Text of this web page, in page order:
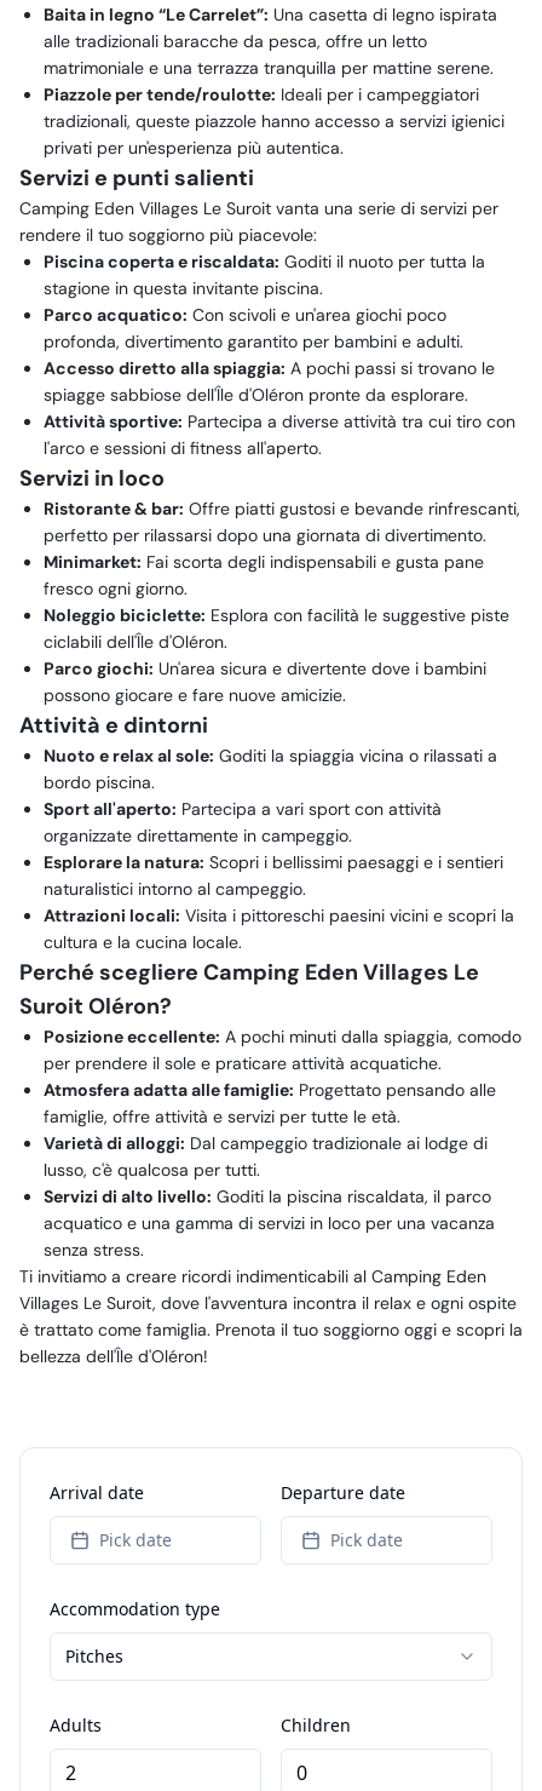
Baita in legno “Le Carrelet”: Una casetta di legno ispirata
alle tradizionali baracche da pesca, offre un letto
matrimoniale e una terrazza tranquilla per mattine serene.
Piazzole per tende/roulotte: Ideali per i campeggiatori
tradizionali, queste piazzole hanno accesso a servizi igienici
privati per un'esperienza più autentica.
Servizi e punti salienti
Camping Eden Villages Le Suroit vanta una serie di servizi per
rendere il tuo soggiorno più piacevole:
Piscina coperta e riscaldata: Goditi il nuoto per tutta la
stagione in questa invitante piscina.
Parco acquatico: Con scivoli e un'area giochi poco
profonda, divertimento garantito per bambini e adulti.
Accesso diretto alla spiaggia: A pochi passi si trovano le
spiagge sabbiose dell'Île d'Oléron pronte da esplorare.
Attività sportive: Partecipa a diverse attività tra cui tiro con
l'arco e sessioni di fitness all'aperto.
Servizi in loco
Ristorante & bar: Offre piatti gustosi e bevande rinfrescanti,
perfetto per rilassarsi dopo una giornata di divertimento.
Minimarket: Fai scorta degli indispensabili e gusta pane
fresco ogni giorno.
Noleggio biciclette: Esplora con facilità le suggestive piste
ciclabili dell'Île d'Oléron.
Parco giochi: Un'area sicura e divertente dove i bambini
possono giocare e fare nuove amicizie.
Attività e dintorni
Nuoto e relax al sole: Goditi la spiaggia vicina o rilassati a
bordo piscina.
Sport all'aperto: Partecipa a vari sport con attività
organizzate direttamente in campeggio.
Esplorare la natura: Scopri i bellissimi paesaggi e i sentieri
naturalistici intorno al campeggio.
Attrazioni locali: Visita i pittoreschi paesini vicini e scopri la
cultura e la cucina locale.
Perché scegliere Camping Eden Villages Le
Suroit Oléron?
Posizione eccellente: A pochi minuti dalla spiaggia, comodo
per prendere il sole e praticare attività acquatiche.
Atmosfera adatta alle famiglie: Progettato pensando alle
famiglie, offre attività e servizi per tutte le età.
Varietà di alloggi: Dal campeggio tradizionale ai lodge di
lusso, c'è qualcosa per tutti.
Servizi di alto livello: Goditi la piscina riscaldata, il parco
acquatico e una gamma di servizi in loco per una vacanza
senza stress.
Ti invitiamo a creare ricordi indimenticabili al Camping Eden
Villages Le Suroit, dove l'avventura incontra il relax e ogni ospite
è trattato come famiglia. Prenota il tuo soggiorno oggi e scopri la
bellezza dell'Île d'Oléron!